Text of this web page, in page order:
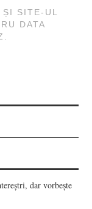
SITE-UL
DATA
dar vorbește